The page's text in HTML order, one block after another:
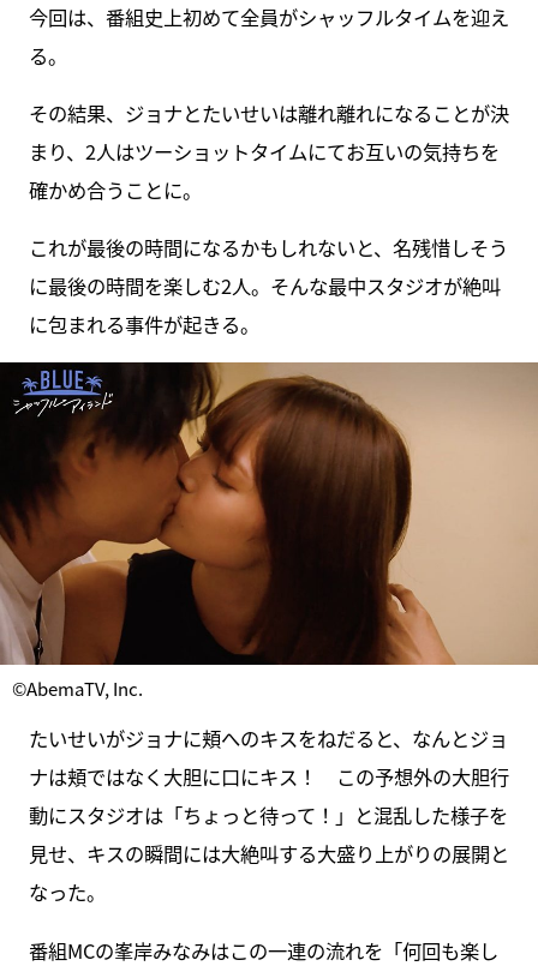
今回は、番組史上初めて全員がシャッフルタイムを迎え
る。
その結果、ジョナとたいせいは離れ離れになることが決
まり、2人はツーショットタイムにてお互いの気持ちを
確かめ合うことに。
これが最後の時間になるかもしれないと、名残惜しそう
に最後の時間を楽しむ2人。そんな最中スタジオが絶叫
に包まれる事件が起きる。
©AbemaTV, Inc.
たいせいがジョナに頬へのキスをねだると、なんとジョ
ナは頬ではなく大胆に口にキス！ この予想外の大胆行
動にスタジオは「ちょっと待って！」と混乱した様子を
見せ、キスの瞬間には大絶叫する大盛り上がりの展開と
なった。
番組MCの峯岸みなみはこの一連の流れを「何回も楽し